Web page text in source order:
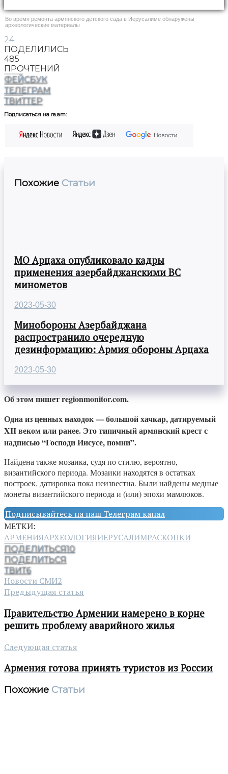
Во время ремонта армянского детского сада в Иерусалиме обнаружены
археологические материалы
24
ПОДЕЛИЛИСЬ
485
ПРОЧТЕНИЙ
ФЕЙСБУК
ТЕЛЕГРАМ
ТВИТТЕР
Подписаться на ra.am:
Похожие Статьи
МО Арцаха опубликовало кадры
применения азербайджанскими ВС
минометов
2023-05-30
Минобороны Азербайджана
распространило очередную
дезинформацию: Армия обороны Арцаха
2023-05-30
Об этом пишет regionmonitor.com.
Одна из ценных находок — большой хачкар, датируемый
XII веком или ранее. Это типичный армянский крест с
надписью “Господи Иисусе, помни”.
Найдена также мозаика, судя по стилю, вероятно,
византийского периода. Мозаики находятся в остатках
построек, датировка пока неизвестна. Были найдены медные
монеты византийского периода и (или) эпохи мамлюков.
Подписывайтесь на наш Телеграм канал
МЕТКИ:
АРМЕНИЯАРХЕОЛОГИЯИЕРУСАЛИМРАСКОПКИ
ПОДЕЛИТЬСЯ10
ПОДЕЛИТЬСЯ
ТВИТ6
Новости СМИ2
Предыдущая статья
Правительство Армении намерено в корне
решить проблему аварийного жилья
Следующая статья
Армения готова принять туристов из России
Похожие Статьи